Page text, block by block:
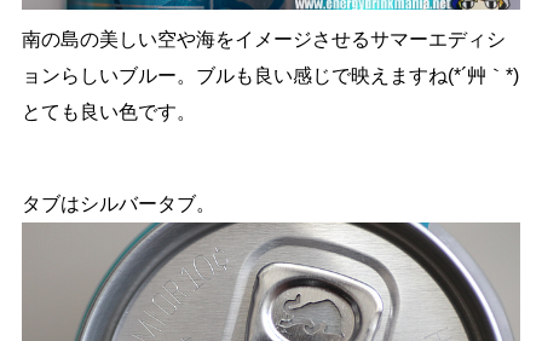
南の島の美しい空や海をイメージさせるサマーエディシ
ョンらしいブルー。ブルも良い感じで映えますね(*´艸｀*)
とても良い色です。
タブはシルバータブ。